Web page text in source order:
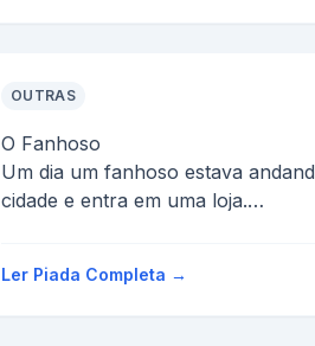
OUTRAS
O Fanhoso
Um dia um fanhoso estava
cidade e entra em uma loja.
O vendedor não ente...
Ler Piada Completa →